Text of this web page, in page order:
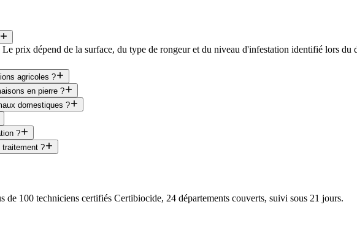
prix dépend de la surface, du type de rongeur et du niveau d'infestation identifié lors du
agricoles ?
en pierre ?
domestiques ?
?
traitement ?
de 100 techniciens certifiés Certibiocide, 24 départements couverts, suivi sous 21 jours.